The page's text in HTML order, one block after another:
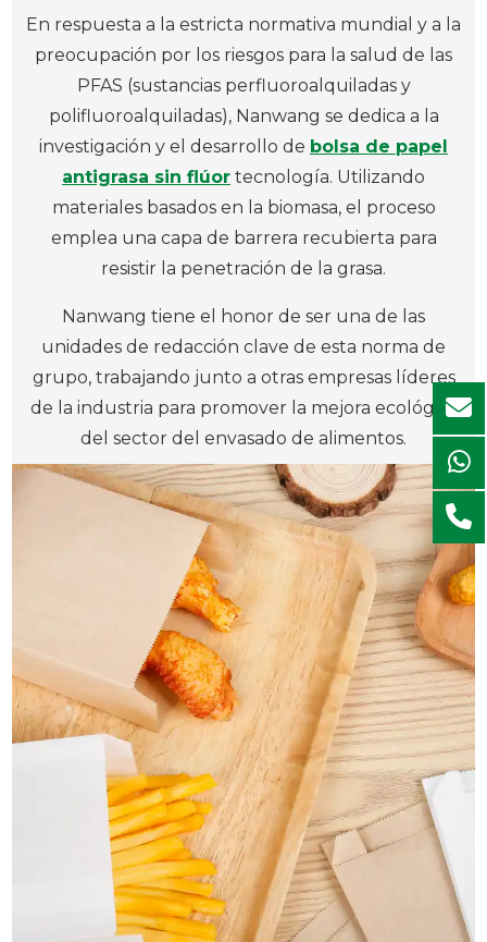
En respuesta a la estricta normativa mundial y a la
preocupación por los riesgos para la salud de las
PFAS (sustancias perfluoroalquiladas y
polifluoroalquiladas), Nanwang se dedica a la
investigación y el desarrollo de bolsa de papel
antigrasa sin flúor tecnología. Utilizando
materiales basados en la biomasa, el proceso
emplea una capa de barrera recubierta para
resistir la penetración de la grasa.
Nanwang tiene el honor de ser una de las
unidades de redacción clave de esta norma de
grupo, trabajando junto a otras empresas líderes
de la industria para promover la mejora ecológica
del sector del envasado de alimentos.